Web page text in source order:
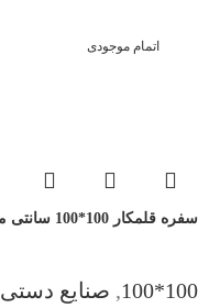
اتمام موجودی
سفره قلمکار 100*100 سانتی متر مدل چوگان کد 016
100*100
, صنایع دستی